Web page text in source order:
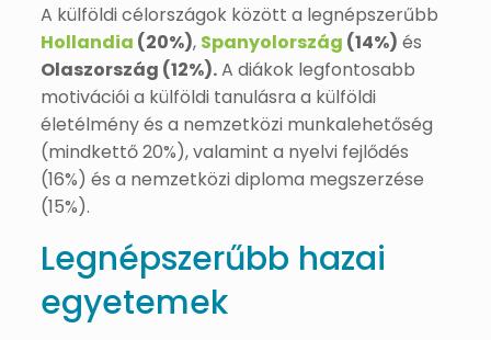
A külföldi célországok között a legnépszerűbb
Hollandia (20%), Spanyolország (14%) és
Olaszország (12%).A diákok legfontosabb
motivációi a külföldi tanulásra a külföldi
életélmény és a nemzetközi munkalehetőség
(mindkettő 20%), valamint a nyelvi fejlődés
(16%) és a nemzetközi diploma megszerzése
(15%).
Legnépszerűbb hazai
egyetemek